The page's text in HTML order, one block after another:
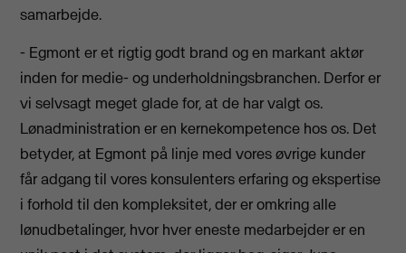
samarbejde.
- Egmont er et rigtig godt brand og en markant aktør
inden for medie- og underholdningsbranchen. Derfor er
vi selvsagt meget glade for, at de har valgt os.
Lønadministration er en kernekompetence hos os. Det
betyder, at Egmont på linje med vores øvrige kunder
får adgang til vores konsulenters erfaring og ekspertise
i forhold til den kompleksitet, der er omkring alle
lønudbetalinger, hvor hver eneste medarbejder er en